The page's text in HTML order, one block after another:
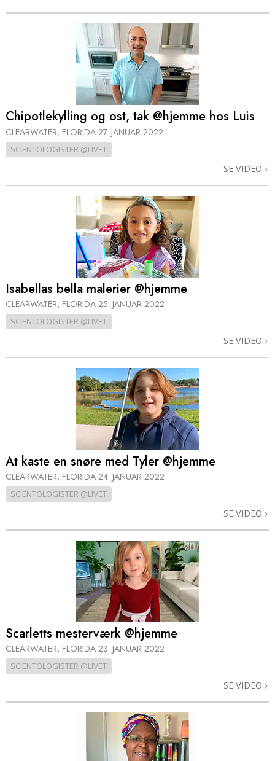
Chipotlekylling og ost, tak @hjemme hos Luis
CLEARWATER, FLORIDA 27. JANUAR 2022
SCIENTOLOGISTER @LIVET
SE VIDEO
Isabellas bella malerier @hjemme
CLEARWATER, FLORIDA 25. JANUAR 2022
SCIENTOLOGISTER @LIVET
SE VIDEO
At kaste en snøre med Tyler @hjemme
CLEARWATER, FLORIDA 24. JANUAR 2022
SCIENTOLOGISTER @LIVET
SE VIDEO
Scarletts mesterværk @hjemme
CLEARWATER, FLORIDA 23. JANUAR 2022
SCIENTOLOGISTER @LIVET
SE VIDEO